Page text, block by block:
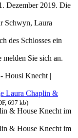
Dezember 2019. Die
Schwyn, Laura
des Schlosses ein
Sie sich an.
- Housi Knecht |
Laura Chaplin &
697 kb)